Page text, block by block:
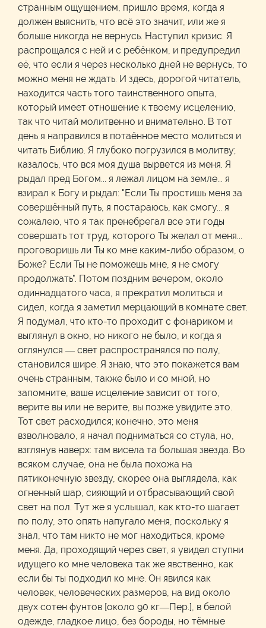
странным ощущением, пришло время, когда я
должен выяснить, что всё это значит, или же я
больше никогда не вернусь. Наступил кризис. Я
распрощался с ней и с ребёнком, и предупредил
её, что если я через несколько дней не вернусь, то
можно меня не ждать. И здесь, дорогой читатель,
находится часть того таинственного опыта,
который имеет отношение к твоему исцелению,
так что читай молитвенно и внимательно. В тот
день я направился в потаённое место молиться и
читать Библию. Я глубоко погрузился в молитву;
казалось, что вся моя душа вырвется из меня. Я
рыдал пред Богом... я лежал лицом на земле... я
взирал к Богу и рыдал: "Если Ты простишь меня за
совершённый путь, я постараюсь, как смогу... я
сожалею, что я так пренебрегал все эти годы
совершать тот труд, которого Ты желал от меня...
проговоришь ли Ты ко мне каким-либо образом, о
Боже? Если Ты не поможешь мне, я не смогу
продолжать". Потом поздним вечером, около
одиннадцатого часа, я прекратил молиться и
сидел, когда я заметил мерцающий в комнате свет.
Я подумал, что кто-то проходит с фонариком и
выглянул в окно, но никого не было, и когда я
оглянулся — свет распространялся по полу,
становился шире. Я знаю, что это покажется вам
очень странным, также было и со мной, но
запомните, ваше исцеление зависит от того,
верите вы или не верите, вы позже увидите это.
Тот свет расходился; конечно, это меня
взволновало, я начал подниматься со стула, но,
взглянув наверх: там висела та большая звезда. Во
всяком случае, она не была похожа на
пятиконечную звезду, скорее она выглядела, как
огненный шар, сияющий и отбрасывающий свой
свет на пол. Тут же я услышал, как кто-то шагает
по полу, это опять напугало меня, поскольку я
знал, что там никто не мог находиться, кроме
меня. Да, проходящий через свет, я увидел ступни
идущего ко мне человека так же явственно, как
если бы ты подходил ко мне. Он явился как
человек, человеческих размеров, на вид около
двух сотен фунтов [около 90 кг—Пер.], в белой
одежде, гладкое лицо, без бороды, но тёмные